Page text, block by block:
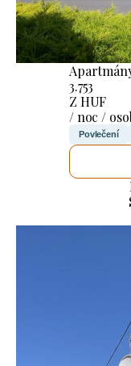
3.753
Z HUF
/ noc /
Povlečení